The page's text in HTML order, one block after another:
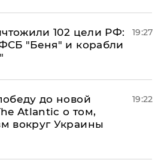
102 цели РФ:
"Беня" и корабли
19:27
до новой
Atlantic о том,
вокруг Украины
19:22